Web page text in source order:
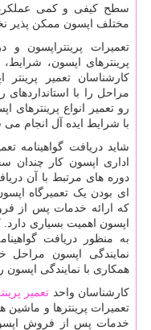
سطح کیفی و کمی عملکرد
مختلف اپسون ممکن پذیر
تعمیرات پرینتراپسون و
پرینترهای اپسون،
کارشناسان تعمیر
مراحل را با
رو تعمیر انواع
با شرایط ایده آل انجام می
شاید دریافت گواهینامه
اداری اپسون کار چندان
دوره های مرتبط با آن
ای بودن یک تعمیرگاه
که ارائه خدمات پس از
اپسون اهمیت بسیاری دارد.
به منظور دریافت
نمایندگی اپسون
همکاری با نمایندگی اپسون
کارشناسان واحد تعمیر
تعمیرات پرینترها و ماشین
خدمات پس از فروش اپسون